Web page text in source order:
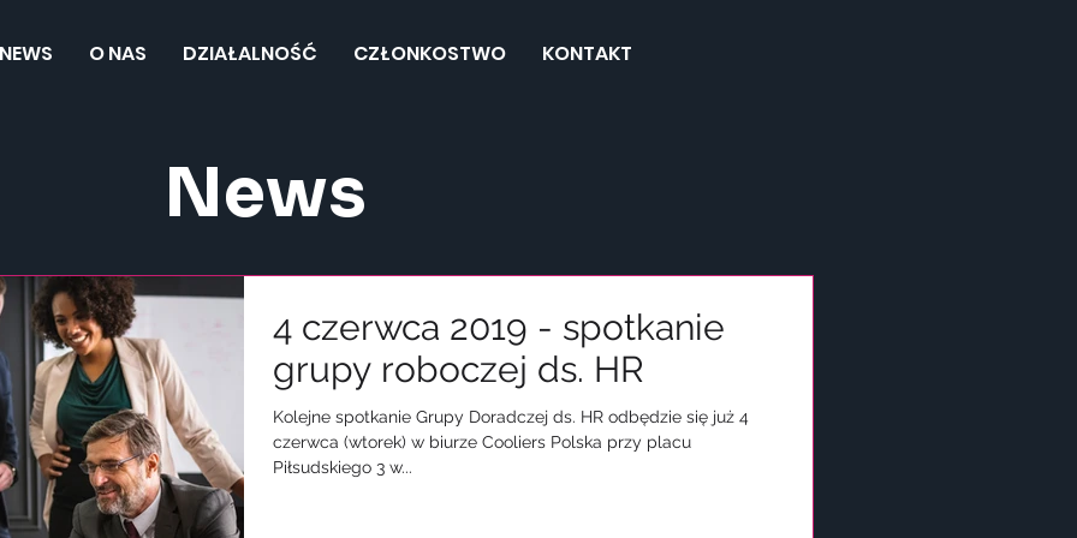
O NAS DZIAŁALNOŚĆ CZŁONKOSTWO KONTAKT
News
4 czerwca 2019 - spotkanie
grupy roboczej ds. HR
Kolejne spotkanie Grupy Doradczej ds. HR odbędzie się już 4
czerwca (wtorek) w biurze Cooliers Polska przy placu
Piłsudskiego 3 w...